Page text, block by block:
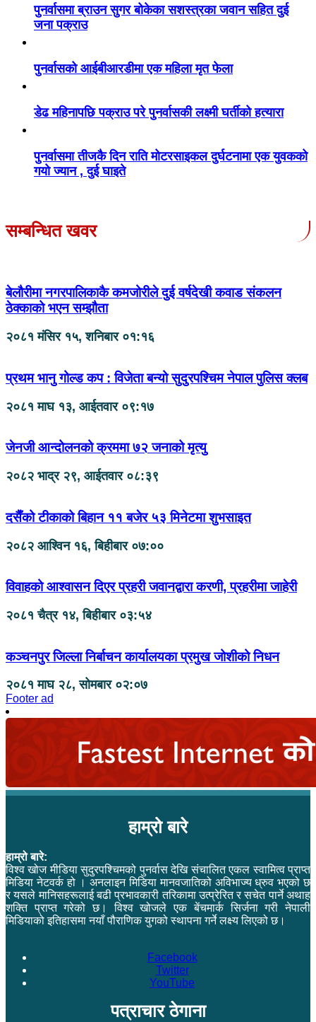
पुनर्वासमा ब्राउन सुगर बोकेका सशस्त्रका जवान सहित दुई
जना पक्राउ
पुनर्वासको आईबीआरडीमा एक महिला मृत फेला
डेढ महिनापछि पक्राउ परे पुनर्वासकी लक्ष्मी घर्तीको हत्यारा
पुनर्वासमा तीजकै दिन राति मोटरसाइकल दुर्घटनामा एक युवकको
गयो ज्यान , दुई घाइते
सम्बन्धित खवर
बेलौरीमा नगरपालिकाकै कमजोरीले दुई वर्षदेखी कवाड संकलन
ठेक्काको भएन सम्झौता
२०८१ मंसिर १५, शनिबार ०१:१६
प्रथम भानु गोल्ड कप : विजेता बन्यो सुदुरपश्चिम नेपाल पुलिस क्लब
२०८१ माघ १३, आईतवार ०९:१७
जेनजी आन्दोलनको क्रममा ७२ जनाको मृत्यु
२०८२ भाद्र २९, आईतवार ०८:३९
दसैँको टीकाको बिहान ११ बजेर ५३ मिनेटमा शुभसाइत
२०८२ आश्विन १६, बिहीबार ०७:००
विवाहको आश्वासन दिएर प्रहरी जवानद्वारा करणी, प्रहरीमा जाहेरी
२०८१ चैत्र १४, बिहीबार ०३:५४
कञ्चनपुर जिल्ला निर्बाचन कार्यालयका प्रमुख जोशीको निधन
२०८१ माघ २८, सोमबार ०२:०७
Footer ad
हाम्रो बारे
हाम्रो बारे:
विश्व खोज मीडिया सुदुरपश्चिमको पुनर्वास देखि संचालित एकल स्वामित्व प्राप्त
मिडिया नेटवर्क हो । अनलाइन मिडिया मानवजातिको अविभाज्य ध्रुव भएको छ
र यसले मानिसहरूलाई बढी प्रभावकारी तरिकामा उत्प्रेरित र सचेत पार्ने अथाह
शक्ति प्राप्त गरेको छ। विश्व खोजले एक बेंचमार्क सिर्जना गरी नेपाली
मिडियाको इतिहासमा नयाँ पौराणिक युगको स्थापना गर्ने लक्ष्य लिएको छ।
Facebook
Twitter
YouTube
पत्राचार ठेगाना